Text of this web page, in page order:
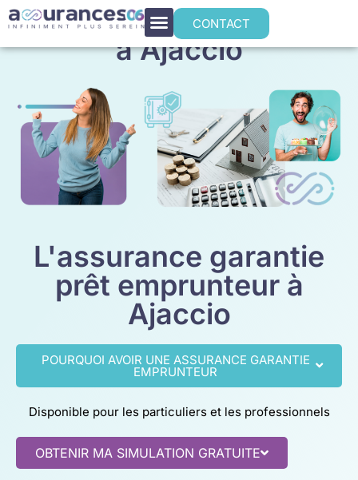
CONTACT
Assurance emprunteur
à Ajaccio
L'assurance garantie
prêt emprunteur à
Ajaccio
POURQUOI AVOIR UNE ASSURANCE GARANTIE
EMPRUNTEUR
Disponible pour les particuliers et les professionnels
OBTENIR MA SIMULATION GRATUITE